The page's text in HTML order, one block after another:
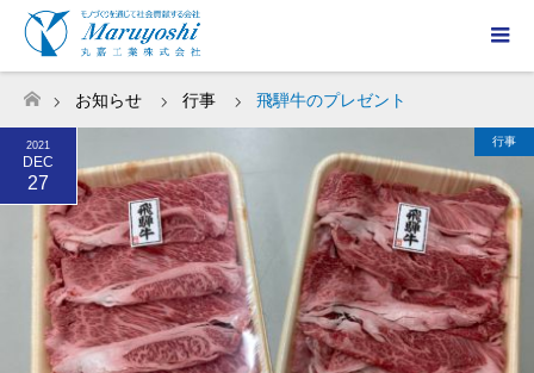
ホーム
お知らせ 行事 飛騨牛のプレゼント
2021
DEC
27
行事